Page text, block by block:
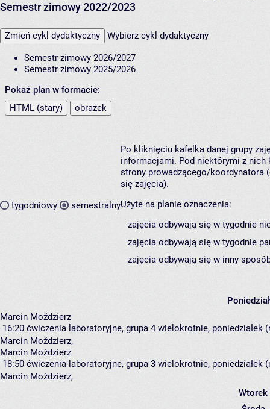
Semestr zimowy 2022/2023
Zmień cykl dydaktyczny Wybierz cykl dydaktyczny
Semestr zimowy 2026/2027
Semestr zimowy 2025/2026
Pokaż plan w formacie:
HTML (stary)
obrazek
tygodniowy semestralny
Po kliknięciu kafelka danej grupy
informacjami. Pod niektórymi z nich
strony prowadzącego/koordynatora
się zajęcia).
Użyte na planie oznaczenia:
zajęcia odbywają się w tygodnie
zajęcia odbywają się w tygodnie
zajęcia odbywają się w inny
Marcin Moździerz
16:20 ćwiczenia laboratoryjne, grupa 4 wielokrotnie, poniedziałek
Marcin Moździerz,
Marcin Moździerz
18:50 ćwiczenia laboratoryjne, grupa 3 wielokrotnie, poniedziałek
Marcin Moździerz,
Wtorek